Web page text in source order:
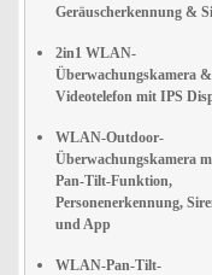
Geräuscherkennung &
2in1 WLAN-
Überwachungskamera &
Videotelefon mit IPS
WLAN-Outdoor-
Überwachungskamera
Pan-Tilt-Funktion,
Personenerkennung,
und App
WLAN-Pan-Tilt-